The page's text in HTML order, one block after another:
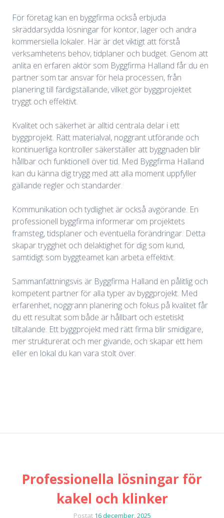
För företag kan en byggfirma också erbjuda
skräddarsydda lösningar för kontor, lager och andra
kommersiella lokaler. Här är det viktigt att förstå
verksamhetens behov, tidplaner och budget. Genom att
anlita en erfaren aktör som Byggfirma Halland får du en
partner som tar ansvar för hela processen, från
planering till färdigställande, vilket gör byggprojektet
tryggt och effektivt.
Kvalitet och säkerhet är alltid centrala delar i ett
byggprojekt. Rätt materialval, noggrant utförande och
kontinuerliga kontroller säkerställer att byggnaden blir
hållbar och funktionell över tid. Med Byggfirma Halland
kan du känna dig trygg med att alla moment uppfyller
gällande regler och standarder.
Kommunikation och tydlighet är också avgörande. En
professionell byggfirma informerar om projektets
framsteg, tidsplaner och eventuella förändringar. Detta
skapar trygghet och delaktighet för dig som kund,
samtidigt som byggteamet kan arbeta effektivt.
Sammanfattningsvis är Byggfirma Halland en pålitlig och
kompetent partner för alla typer av byggprojekt. Med
erfarenhet, noggrann planering och fokus på kvalitet får
du ett resultat som både är hållbart och estetiskt
tilltalande. Ett byggprojekt med rätt firma blir smidigare,
mer strukturerat och mer givande, och skapar ett hem
eller en lokal du kan vara stolt över.
Professionella lösningar för
kakel och klinker
Postat 16 december, 2025